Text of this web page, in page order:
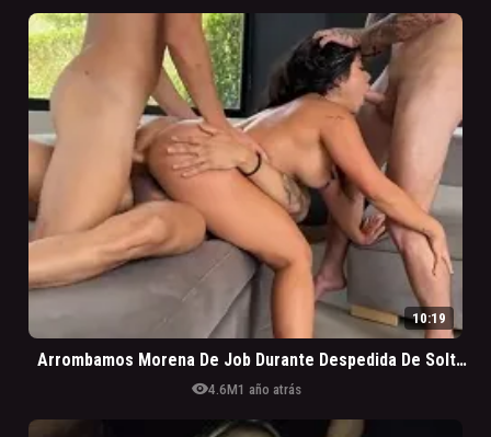
10:19
Arrombamos Morena De Job Durante Despedida De Soltero
visibility4.6M1 año atrás